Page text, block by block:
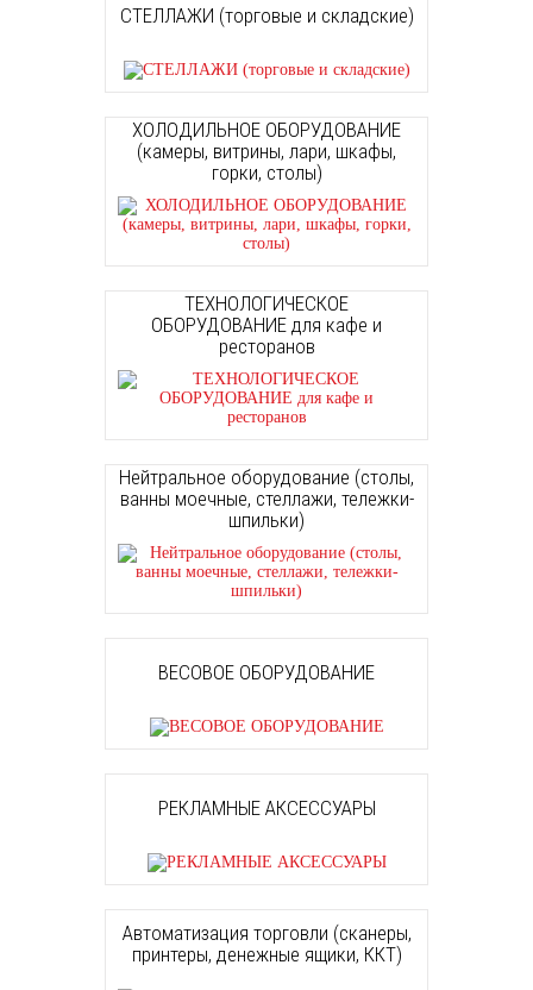
СТЕЛЛАЖИ (торговые и складские)
ХОЛОДИЛЬНОЕ ОБОРУДОВАНИЕ
(камеры, витрины, лари, шкафы,
горки, столы)
ТЕХНОЛОГИЧЕСКОЕ
ОБОРУДОВАНИЕ для кафе и
ресторанов
Нейтральное оборудование (столы,
ванны моечные, стеллажи, тележки-
шпильки)
ВЕСОВОЕ ОБОРУДОВАНИЕ
РЕКЛАМНЫЕ АКСЕССУАРЫ
Автоматизация торговли (сканеры,
принтеры, денежные ящики, ККТ)